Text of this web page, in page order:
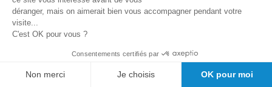
1 Boîte de sparadrap plastique micro-
perforé 3M Transpore
déranger, mais on aimerait bien vous accompagner pendant votre
visite...
C'est OK pour vous ?
Consentements certifiés par
Non merci Je choisis OK pour moi